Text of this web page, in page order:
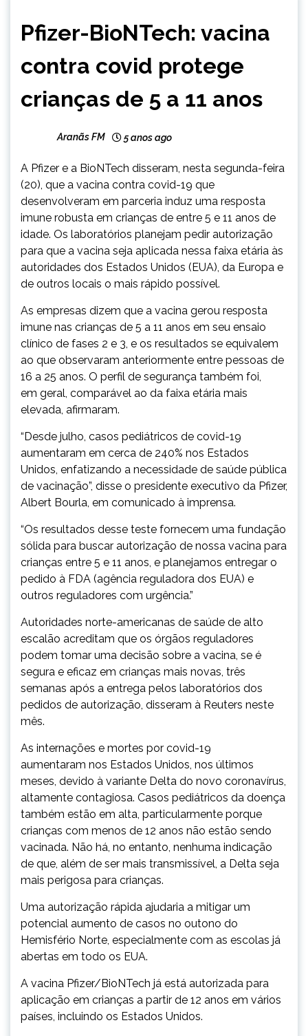
NOTÍCIAS
Pfizer-BioNTech: vacina
contra covid protege
crianças de 5 a 11 anos
Aranãs FM 5 anos ago
A Pfizer e a BioNTech disseram, nesta segunda-feira
(20), que a vacina contra covid-19 que
desenvolveram em parceria induz uma resposta
imune robusta em crianças de entre 5 e 11 anos de
idade. Os laboratórios planejam pedir autorização
para que a vacina seja aplicada nessa faixa etária às
autoridades dos Estados Unidos (EUA), da Europa e
de outros locais o mais rápido possível.
As empresas dizem que a vacina gerou resposta
imune nas crianças de 5 a 11 anos em seu ensaio
clínico de fases 2 e 3, e os resultados se equivalem
ao que observaram anteriormente entre pessoas de
16 a 25 anos. O perfil de segurança também foi,
em geral, comparável ao da faixa etária mais
elevada, afirmaram.
“Desde julho, casos pediátricos de covid-19
aumentaram em cerca de 240% nos Estados
Unidos, enfatizando a necessidade de saúde pública
de vacinação”, disse o presidente executivo da Pfizer,
Albert Bourla, em comunicado à imprensa.
“Os resultados desse teste fornecem uma fundação
sólida para buscar autorização de nossa vacina para
crianças entre 5 e 11 anos, e planejamos entregar o
pedido à FDA (agência reguladora dos EUA) e
outros reguladores com urgência.”
Autoridades norte-americanas de saúde de alto
escalão acreditam que os órgãos reguladores
podem tomar uma decisão sobre a vacina, se é
segura e eficaz em crianças mais novas, três
semanas após a entrega pelos laboratórios dos
pedidos de autorização, disseram à Reuters neste
mês.
As internações e mortes por covid-19
aumentaram nos Estados Unidos, nos últimos
meses, devido à variante Delta do novo coronavírus,
altamente contagiosa. Casos pediátricos da doença
também estão em alta, particularmente porque
crianças com menos de 12 anos não estão sendo
vacinada. Não há, no entanto, nenhuma indicação
de que, além de ser mais transmissível, a Delta seja
mais perigosa para crianças.
Uma autorização rápida ajudaria a mitigar um
potencial aumento de casos no outono do
Hemisfério Norte, especialmente com as escolas já
abertas em todo os EUA.
A vacina Pfizer/BioNTech já está autorizada para
aplicação em crianças a partir de 12 anos em vários
países, incluindo os Estados Unidos.